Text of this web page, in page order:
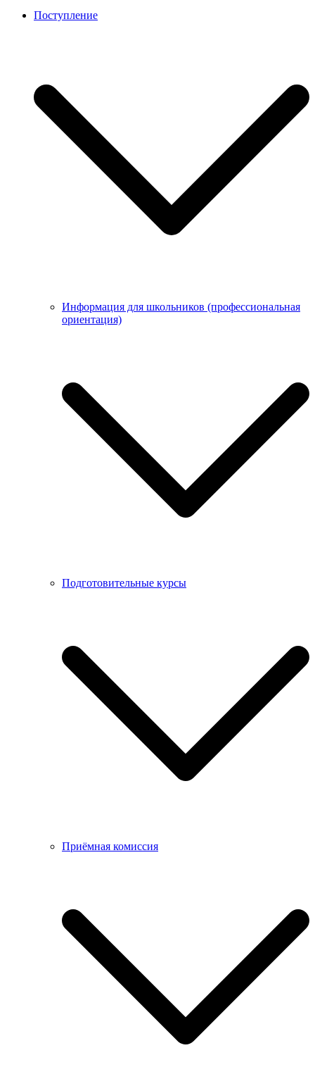
Поступление
Информация для школьников (профессиональная
ориентация)
Подготовительные курсы
Приёмная комиссия